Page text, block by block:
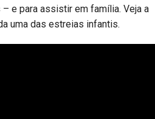
e para assistir em família. Veja a
uma das estreias infantis.